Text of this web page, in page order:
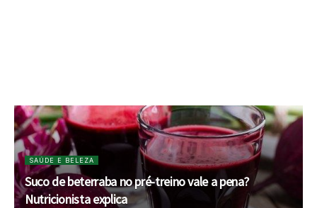
SAÚDE E BELEZA
Suco de beterraba no pré-treino vale a pena?
Nutricionista explica